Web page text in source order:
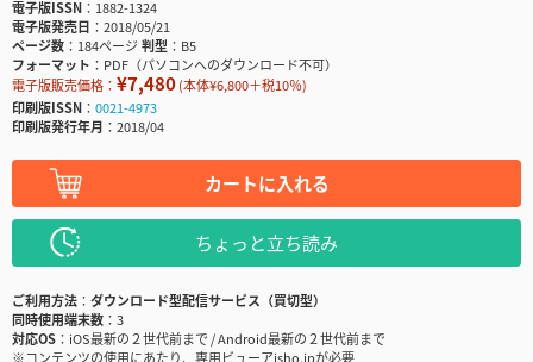
電子版ISSN
1882-1324
電子版発売日
2018/05/21
ページ数
184ページ判型
B5
フォーマット
PDF（パソコンへのダウンロード不可）
電子版販売価格： ¥7,480(本体¥6,800＋税10％)
印刷版ISSN
0021-4973
印刷版発行年月
2018/04
カートに入れる
ちょっと立ち読み
ご利用方法
ダウンロード型配信サービス（買切型）
同時使用端末数
3
対応OS
iOS最新の２世代前まで / Android最新の２世代前まで
※コンテンツの使用にあたり、専用ビューアisho.jpが必要